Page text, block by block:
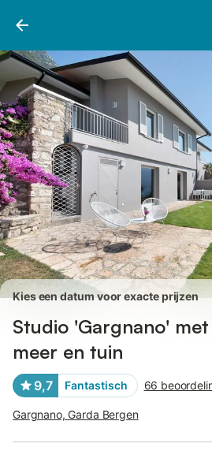
Afbeeldingen
Kies een datum voor exacte prijzen
Studio 'Gargnano'
meer en tuin
9,7 Fantastisch 66
Gargnano, Garda Bergen